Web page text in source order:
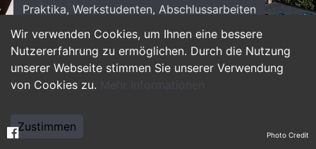
Wir verwenden Cookies, um Ihnen eine bessere
Nutzererfahrung zu ermöglichen. Durch die Nutzung
unserer Webseite stimmen Sie unserer Verwendung
von Cookies zu. Mehr Informationen
Zustimmen
Praktika, Werkstudenten, Abschlussarbeiten
Personalwesen Assistenz, Sekretariat
Hilfskräfte, Aushilfs- und Nebenjobs
Weiterbildung, Studium, duale Ausbildung Photo Credit